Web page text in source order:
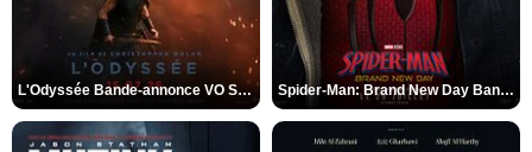
L'Odyssée Bande-annonce VO STFR Spider-Man: Brand New Day Bande-annonce VO STFR